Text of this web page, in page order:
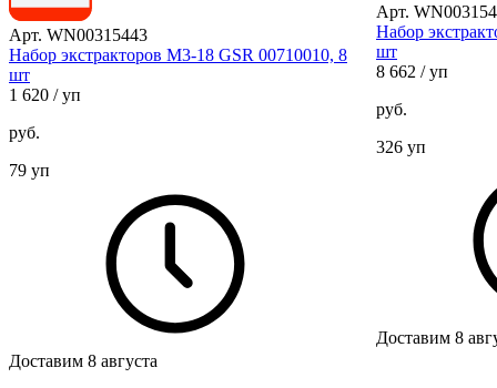
Арт. WN00315443
Набор экстракторов М3-18 GSR 00710010, 8
шт
1 620 / уп
руб.
79 уп
Доставим 8 августа
Арт.
Набор
шт
8 662 / уп
руб.
326 уп
Доставим 8